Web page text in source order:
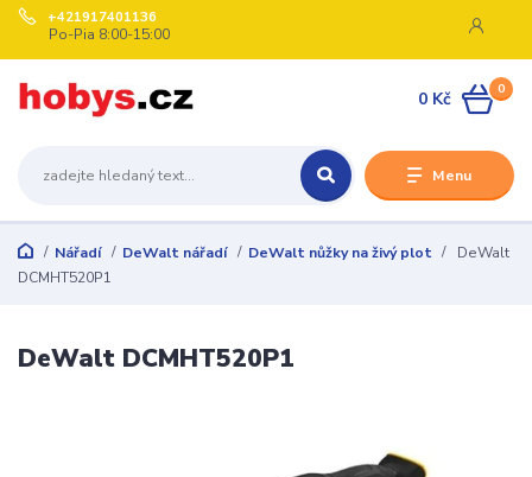
Menu
+421917401136
Po-Pia 8:00-15:00
0
0 Kč
Nářadí DeWalt nářadí DeWalt nůžky na živý plot
DeWalt
DCMHT520P1
DeWalt DCMHT520P1